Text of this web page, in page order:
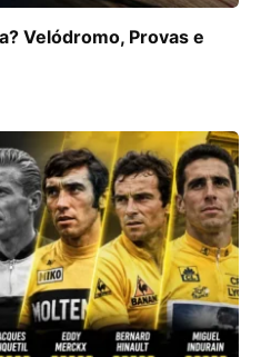
Velódromo, Provas e